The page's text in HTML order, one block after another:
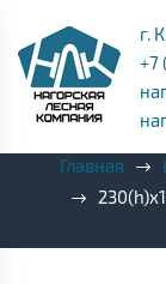
г.
+7
Главная